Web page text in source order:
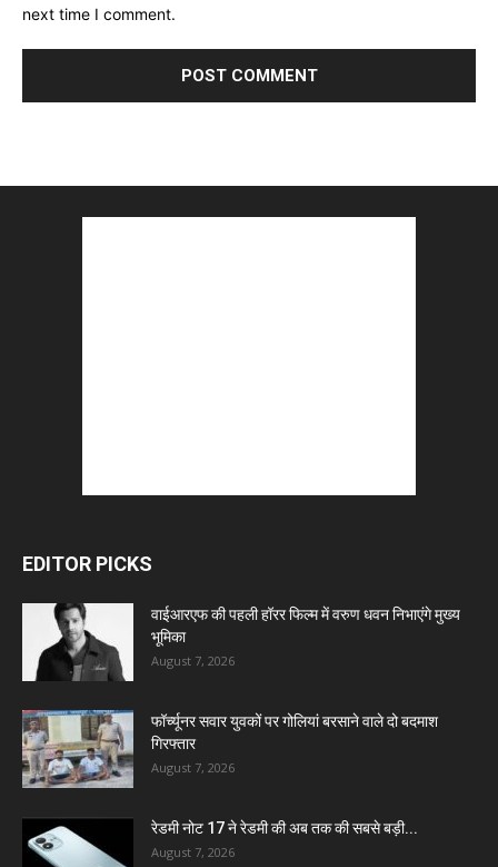
next time I comment.
EDITOR PICKS
वाईआरएफ की पहली हॉरर फिल्म में वरुण धवन निभाएंगे मुख्य
भूमिका
August 7, 2026
फॉर्च्यूनर सवार युवकों पर गोलियां बरसाने वाले दो बदमाश
गिरफ्तार
August 7, 2026
रेडमी नोट 17 ने रेडमी की अब तक की सबसे बड़ी...
August 7, 2026